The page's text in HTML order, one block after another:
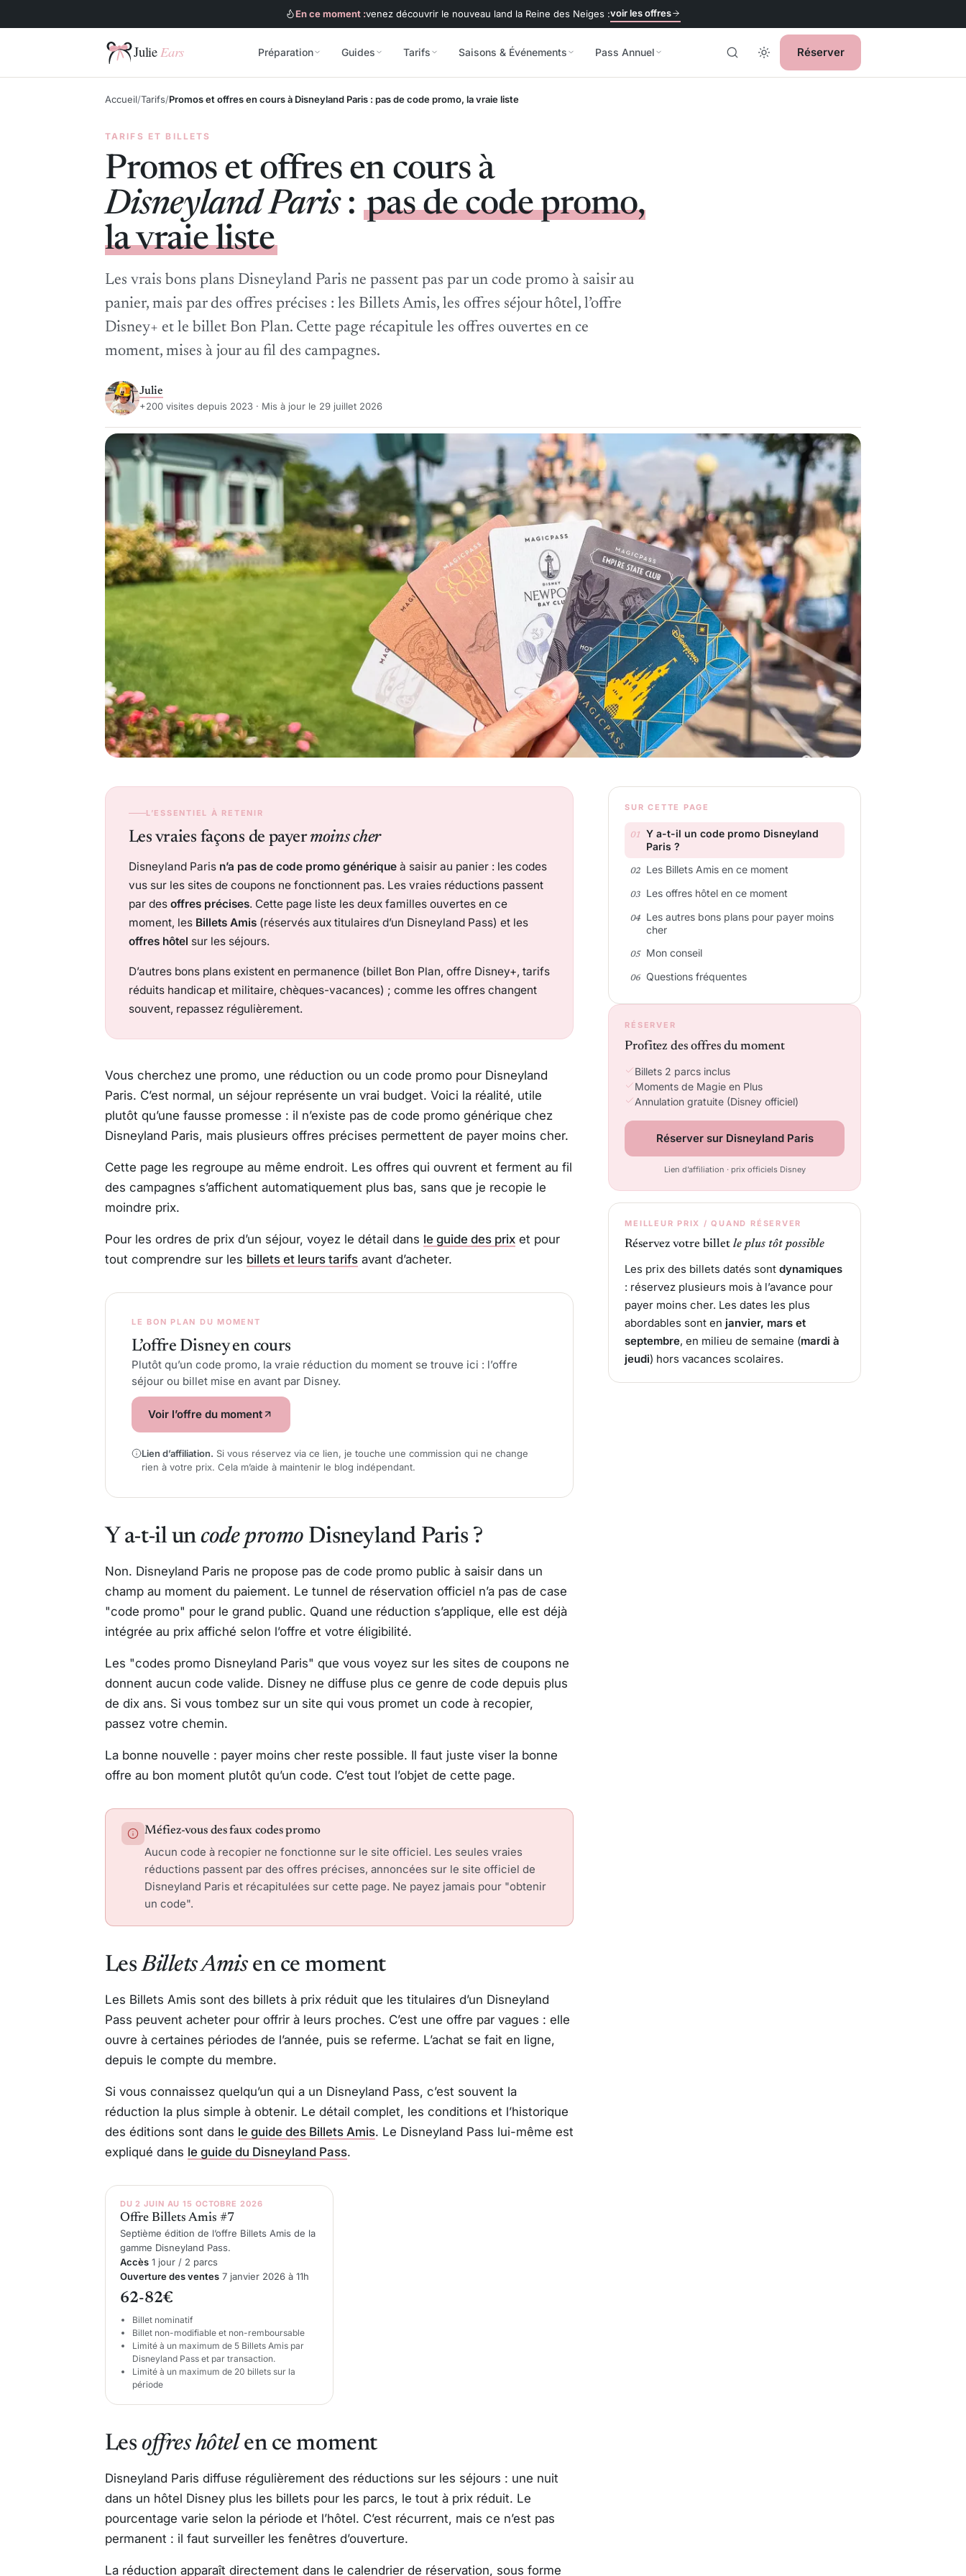
En ce moment :venez découvrir le nouveau land la Reine des Neiges :voir les offres
Julie Ears
Préparation Guides Tarifs Saisons & Événements Pass Annuel Réserver
Accueil Tarifs Promos et offres en cours à Disneyland Paris : pas de code promo, la vraie liste
TARIFS ET BILLETS
Promos et offres en cours à
Disneyland Paris: pas de code promo,
la vraie liste
Les vrais bons plans Disneyland Paris ne passent pas par un code promo à saisir au
panier, mais par des offres précises : les Billets Amis, les offres séjour hôtel, l’offre
Disney+ et le billet Bon Plan. Cette page récapitule les offres ouvertes en ce
moment, mises à jour au fil des campagnes.
Julie
+200 visites depuis 2023 · Mis à jour le 29 juillet 2026
L’ESSENTIEL À RETENIR
Les vraies façons de payermoins cher
Disneyland Paris n’a pas de code promo génériqueà saisir au panier : les codes
vus sur les sites de coupons ne fonctionnent pas. Les vraies réductions passent
par des offres précises. Cette page liste les deux familles ouvertes en ce
moment, les Billets Amis(réservés aux titulaires d’un Disneyland Pass) et les
offres hôtel sur les séjours.
D’autres bons plans existent en permanence (billet Bon Plan, offre Disney+, tarifs
réduits handicap et militaire, chèques-vacances) ; comme les offres changent
souvent, repassez régulièrement.
Vous cherchez une promo, une réduction ou un code promo pour Disneyland
Paris. C’est normal, un séjour représente un vrai budget. Voici la réalité, utile
plutôt qu’une fausse promesse : il n’existe pas de code promo générique chez
Disneyland Paris, mais plusieurs offres précises permettent de payer moins cher.
Cette page les regroupe au même endroit. Les offres qui ouvrent et ferment au fil
des campagnes s’affichent automatiquement plus bas, sans que je recopie le
moindre prix.
Pour les ordres de prix d’un séjour, voyez le détail dans le guide des prixet pour
tout comprendre sur les billets et leurs tarifsavant d’acheter.
LE BON PLAN DU MOMENT
L’offre Disney en cours
Plutôt qu’un code promo, la vraie réduction du moment se trouve ici : l’offre
séjour ou billet mise en avant par Disney.
Voir l’offre du moment
Lien d’affiliation. Si vous réservez via ce lien, je touche une commission qui ne change
rien à votre prix. Cela m’aide à maintenir le blog indépendant.
Y a-t-il uncode promo Disneyland Paris ?
Non. Disneyland Paris ne propose pas de code promo public à saisir dans un
champ au moment du paiement. Le tunnel de réservation officiel n’a pas de case
"code promo" pour le grand public. Quand une réduction s’applique, elle est déjà
intégrée au prix affiché selon l’offre et votre éligibilité.
Les "codes promo Disneyland Paris" que vous voyez sur les sites de coupons ne
donnent aucun code valide. Disney ne diffuse plus ce genre de code depuis plus
de dix ans. Si vous tombez sur un site qui vous promet un code à recopier,
passez votre chemin.
La bonne nouvelle : payer moins cher reste possible. Il faut juste viser la bonne
offre au bon moment plutôt qu’un code. C’est tout l’objet de cette page.
Méfiez-vous des faux codes promo
Aucun code à recopier ne fonctionne sur le site officiel. Les seules vraies
réductions passent par des offres précises, annoncées sur le site officiel de
Disneyland Paris et récapitulées sur cette page. Ne payez jamais pour "obtenir
un code".
LesBillets Amisen ce moment
Les Billets Amis sont des billets à prix réduit que les titulaires d’un Disneyland
Pass peuvent acheter pour offrir à leurs proches. C’est une offre par vagues : elle
ouvre à certaines périodes de l’année, puis se referme. L’achat se fait en ligne,
depuis le compte du membre.
Si vous connaissez quelqu’un qui a un Disneyland Pass, c’est souvent la
réduction la plus simple à obtenir. Le détail complet, les conditions et l’historique
des éditions sont dans le guide des Billets Amis. Le Disneyland Pass lui-même est
expliqué dans le guide du Disneyland Pass.
DU 2 JUIN AU 15 OCTOBRE 2026
Offre Billets Amis #7
Septième édition de l’offre Billets Amis de la
gamme Disneyland Pass.
Accès1 jour / 2 parcs
Ouverture des ventes7 janvier 2026 à 11h
62-82€
Billet nominatif
Billet non-modifiable et non-remboursable
Limité à un maximum de 5 Billets Amis par
Disneyland Pass et par transaction.
Limité à un maximum de 20 billets sur la
période
Les offres hôtelen ce moment
Disneyland Paris diffuse régulièrement des réductions sur les séjours : une nuit
dans un hôtel Disney plus les billets pour les parcs, le tout à prix réduit. Le
pourcentage varie selon la période et l’hôtel. C’est récurrent, mais ce n’est pas
permanent : il faut surveiller les fenêtres d’ouverture.
La réduction apparaît directement dans le calendrier de réservation, sous forme
SUR CETTE PAGE
Y a-t-il un code promo Disneyland
Paris ?
Les Billets Amis en ce moment
Les offres hôtel en ce moment
Les autres bons plans pour payer moins
cher
Mon conseil
Questions fréquentes
RÉSERVER
Profitez des offres du moment
Billets 2 parcs inclus
Moments de Magie en Plus
Annulation gratuite (Disney officiel)
Réserver sur Disneyland Paris
Lien d’affiliation · prix officiels Disney
MEILLEUR PRIX / QUAND RÉSERVER
Réservez votre billetle plus tôt possible
Les prix des billets datés sontdynamiques
: réservez plusieurs mois à l’avance pour
payer moins cher. Les dates les plus
abordables sont en janvier, mars et
septembre, en milieu de semaine (mardi à
jeudi) hors vacances scolaires.